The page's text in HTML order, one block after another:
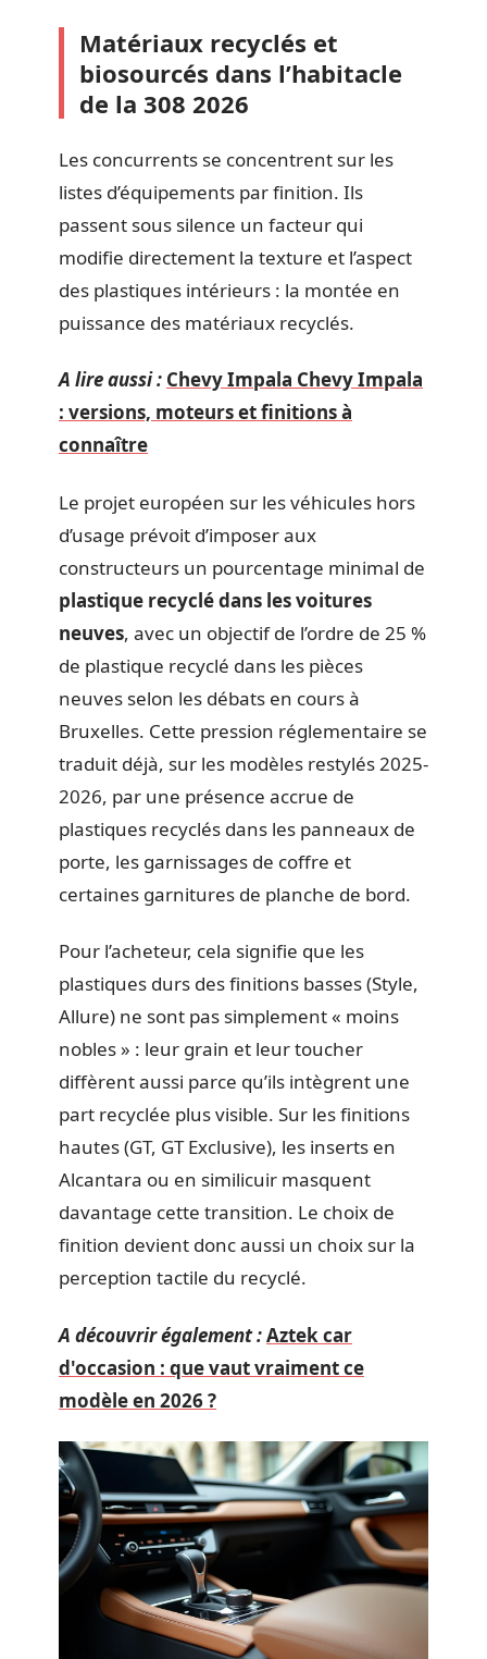
Matériaux recyclés et
biosourcés dans l’habitacle
de la 308 2026
Les concurrents se concentrent sur les
listes d’équipements par finition. Ils
passent sous silence un facteur qui
modifie directement la texture et l’aspect
des plastiques intérieurs : la montée en
puissance des matériaux recyclés.
A lire aussi : Chevy Impala Chevy Impala
: versions, moteurs et finitions à
connaître
Le projet européen sur les véhicules hors
d’usage prévoit d’imposer aux
constructeurs un pourcentage minimal de
plastique recyclé dans les voitures
neuves, avec un objectif de l’ordre de 25 %
de plastique recyclé dans les pièces
neuves selon les débats en cours à
Bruxelles. Cette pression réglementaire se
traduit déjà, sur les modèles restylés 2025-
2026, par une présence accrue de
plastiques recyclés dans les panneaux de
porte, les garnissages de coffre et
certaines garnitures de planche de bord.
Pour l’acheteur, cela signifie que les
plastiques durs des finitions basses (Style,
Allure) ne sont pas simplement « moins
nobles » : leur grain et leur toucher
diffèrent aussi parce qu’ils intègrent une
part recyclée plus visible. Sur les finitions
hautes (GT, GT Exclusive), les inserts en
Alcantara ou en similicuir masquent
davantage cette transition. Le choix de
finition devient donc aussi un choix sur la
perception tactile du recyclé.
A découvrir également :Aztek car
d'occasion : que vaut vraiment ce
modèle en 2026 ?